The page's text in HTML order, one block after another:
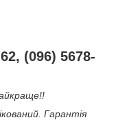
(096) 5678-
Гарантія